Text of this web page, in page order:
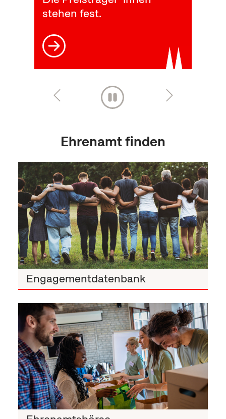
Besuchen Sie unsere
September 2026 bis 3.
Februar 2027
Ehrenamt finden
Engagementdatenbank